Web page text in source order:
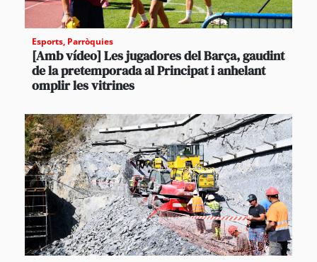
Esports, Parròquies
[Amb vídeo] Les jugadores del Barça, gaudint
de la pretemporada al Principat i anhelant
omplir les vitrines